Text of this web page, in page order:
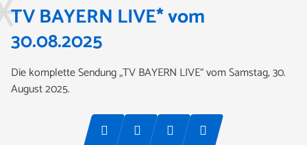
TV BAYERN LIVE* vom
30.08.2025
Die komplette Sendung „TV BAYERN LIVE“ vom Samstag, 30.
August 2025.